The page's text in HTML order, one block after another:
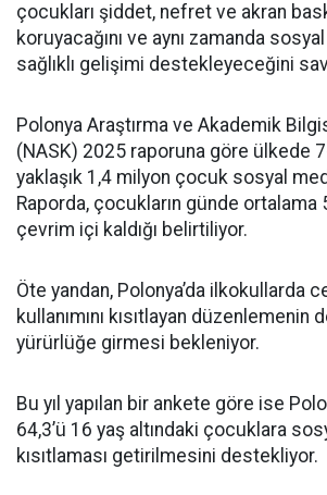
çocukları şiddet, nefret ve akran
koruyacağını ve aynı zamanda
sağlıklı gelişimi destekleyeceğini
Polonya Araştırma ve Akademik
(NASK) 2025 raporuna göre ülkede
yaklaşık 1,4 milyon çocuk sosyal
Raporda, çocukların günde
çevrim içi kaldığı belirtiliyor.
Öte yandan, Polonya’da ilkokullarda
kullanımını kısıtlayan düzenlemenin
yürürlüğe girmesi bekleniyor.
Bu yıl yapılan bir ankete göre ise
64,3’ü 16 yaş altındaki çocuklara
kısıtlaması getirilmesini destekliyor.